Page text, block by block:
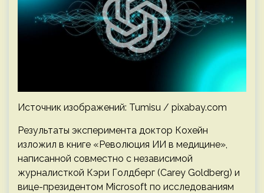
Источник изображений: Tumisu / pixabay.com
Результаты эксперимента доктор Кохейн
изложил в книге «Революция ИИ в медицине»,
написанной совместно с независимой
журналисткой Кэри Голдберг (Carey Goldberg) и
вице-президентом Microsoft по исследованиям